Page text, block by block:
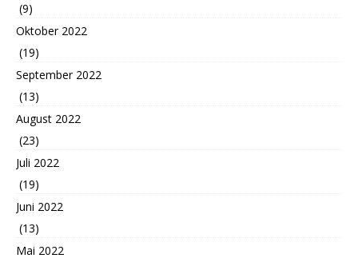
(9)
Oktober 2022
(19)
September 2022
(13)
August 2022
(23)
Juli 2022
(19)
Juni 2022
(13)
Mai 2022